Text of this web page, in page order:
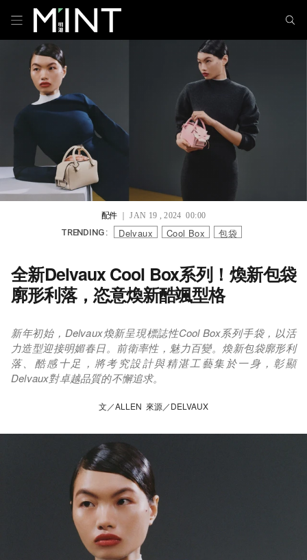
配件｜ JAN 19 , 2024 00:00
TRENDING : Delvaux Cool Box 包袋
全新Delvaux Cool Box系列！煥新包袋
廓形利落，恣意煥新酷颯型格
新年初始，Delvaux煥新呈現標誌性Cool Box系列手袋，以活
力造型迎接明媚春日。前衛率性，魅力百變。煥新包袋廓形利
落、酷感十足，將考究設計與精湛工藝集於一身，彰顯
Delvaux對卓越品質的不懈追求。
文／ALLEN 來源／DELVAUX